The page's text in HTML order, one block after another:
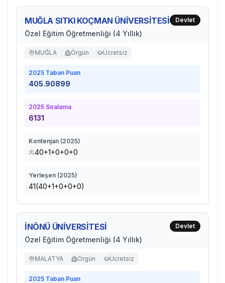
MUĞLA SITKI KOÇMAN ÜNİVERSİTESİ
Özel Eğitim Öğretmenliği (4 Yıllık)
Devlet
MUĞLA Örgün Ücretsiz
2025 Taban Puan
405.90899
2025 Sıralama
6131
Kontenjan (2025)
40+1+0+0+0
Yerleşen (2025)
41(40+1+0+0+0)
İNÖNÜ ÜNİVERSİTESİ
Özel Eğitim Öğretmenliği (4 Yıllık)
Devlet
MALATYA Örgün Ücretsiz
2025 Taban Puan